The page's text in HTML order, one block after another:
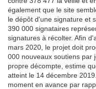
également que le site
le dépôt d'une signature et
390 000 signataires
signatures à récolter. Afin
mars 2020, le projet doit
000 nouveaux soutiens par
propre décompte, estime
atteint le 14 décembre
moment en avance par